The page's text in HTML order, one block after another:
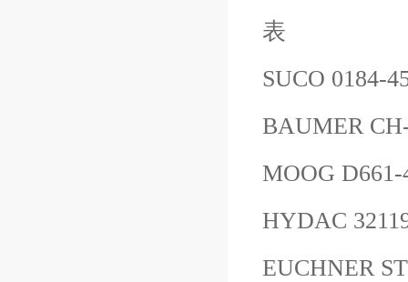
表
SUCO 0184-
BAUMER
MOOG
HYDAC
EUCHNER